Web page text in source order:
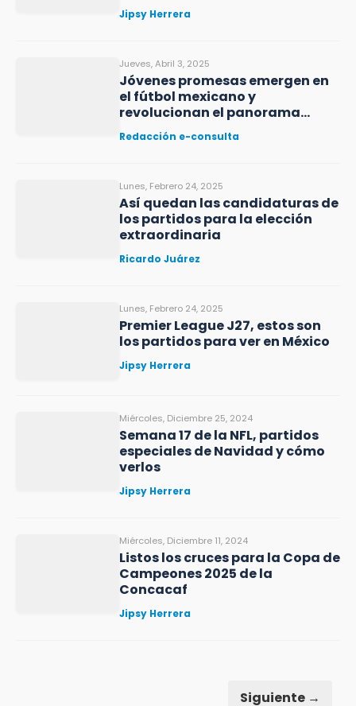
Jipsy Herrera
Jueves, Abril 3, 2025
Jóvenes promesas emergen en
el fútbol mexicano y
revolucionan el panorama
deportivo
Redacción e-consulta
Lunes, Febrero 24, 2025
Así quedan las candidaturas de
los partidos para la elección
extraordinaria
Ricardo Juárez
Lunes, Febrero 24, 2025
Premier League J27, estos son
los partidos para ver en México
Jipsy Herrera
Miércoles, Diciembre 25, 2024
Semana 17 de la NFL, partidos
especiales de Navidad y cómo
verlos
Jipsy Herrera
Miércoles, Diciembre 11, 2024
Listos los cruces para la Copa de
Campeones 2025 de la
Concacaf
Jipsy Herrera
Siguiente →